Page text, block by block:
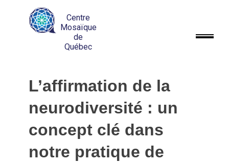
Centre
Mosaïque
de
Québec
L’affirmation de la
neurodiversité : un
concept clé dans
notre pratique de